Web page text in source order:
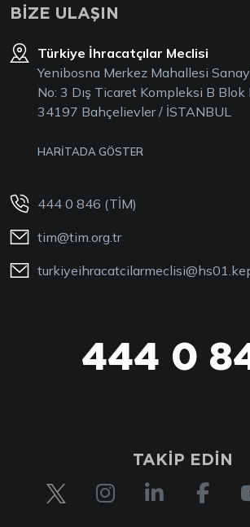
BİZE ULAŞIN
Türkiye İhracatçılar Meclisi
Yenibosna Merkez Mahallesi
No: 3 Dış Ticaret Kompleksi B Blok
34197 Bahçelievler / İSTANBUL
HARİTADA GÖSTER
444 0 846 (TİM)
tim@tim.org.tr
444 0
TAKİP EDİN